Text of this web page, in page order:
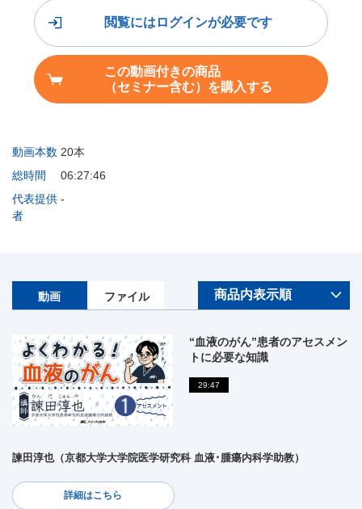
動画本数 20本
総時間
06:27:46
代表提供
者
-
閲覧にはログインが必要です
この動画付きの商品
（セミナー含む）を購入する
動画 ファイル
“血液のがん”患者のアセスメン
トに必要な知識
29:47
諫田淳也（京都大学大学院医学研究科 血液･腫瘍内科学助教）
詳細はこちら